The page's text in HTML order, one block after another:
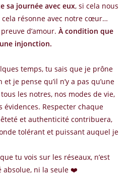
sa journée avec eux, si cela nous
résonne avec notre cœur…
d’amour.À condition que
injonction.
temps, tu sais que je prône
je pense qu’il n’y a pas qu’une
les notres, nos modes de vie,
évidences. Respecter chaque
et authenticité contribuera,
tolérant et puissant auquel je
tu vois sur les réseaux, n’est
absolue, ni la seule ❤️